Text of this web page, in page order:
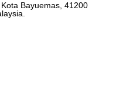
Bayuemas, 41200